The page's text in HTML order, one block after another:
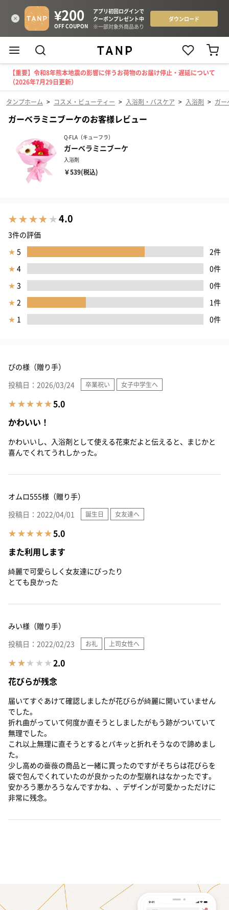
【重要】令和8年熊本地震の影響に伴うお荷物のお届け停止・遅延について
（2026年7月29日更新）
タンプホーム > コスメ・ビューティー > 入浴剤・バスケア > 入浴剤 > ガー
ガーベラミニブーケのお客様レビュー
Q-FLA（キューフラ）
ガーベラミニブーケ
入浴剤
￥539(税込)
4.0
3件の評価
★ 5
2件
★ 4
0件
★ 3
0件
★ 2
1件
★ 1 0件